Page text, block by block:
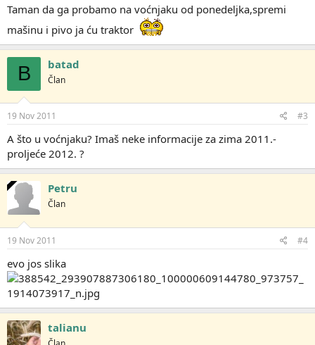
Taman da ga probamo na voćnjaku od ponedeljka,spremi
mašinu i pivo ja ću traktor
B batad
Član
19 Nov 2011 #3
A što u voćnjaku? Imaš neke informacije za zima 2011.-
proljeće 2012. ?
Petru
Član
19 Nov 2011 #4
evo jos slika
talianu